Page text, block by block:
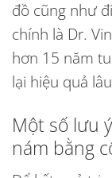
đồ cũng như
chính là Dr.
hơn 15 năm
lại hiệu quả
Một số lưu
nám bằng